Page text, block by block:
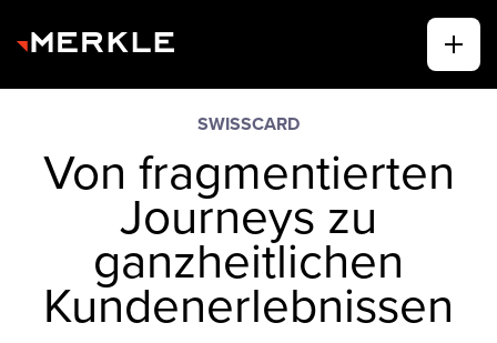
SWISSCARD
Von fragmentierten
Journeys zu
ganzheitlichen
Kundenerlebnissen